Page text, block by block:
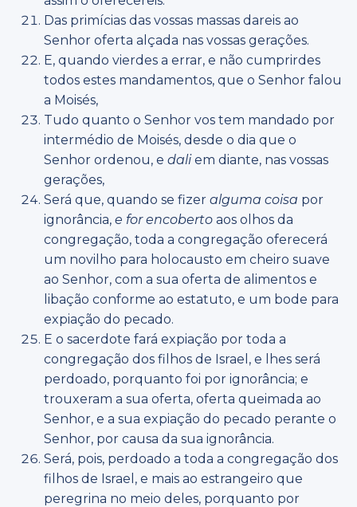
Das primícias das vossas massas dareis ao
Senhor oferta alçada nas vossas gerações.
E, quando vierdes a errar, e não cumprirdes
todos estes mandamentos, que o Senhor falou
a Moisés,
Tudo quanto o Senhor vos tem mandado por
intermédio de Moisés, desde o dia que o
Senhor ordenou, e daliem diante, nas vossas
gerações,
Será que, quando se fizer alguma coisa por
ignorância, e for encoberto aos olhos da
congregação, toda a congregação oferecerá
um novilho para holocausto em cheiro suave
ao Senhor, com a sua oferta de alimentos e
libação conforme ao estatuto, e um bode para
expiação do pecado.
E o sacerdote fará expiação por toda a
congregação dos filhos de Israel, e lhes será
perdoado, porquanto foi por ignorância; e
trouxeram a sua oferta, oferta queimada ao
Senhor, e a sua expiação do pecado perante o
Senhor, por causa da sua ignorância.
Será, pois, perdoado a toda a congregação dos
filhos de Israel, e mais ao estrangeiro que
peregrina no meio deles, porquanto por